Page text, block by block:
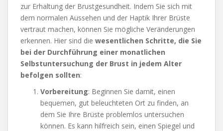
zur Erhaltung der Brustgesundheit. Indem Sie sich mit
dem normalen Aussehen und der Haptik Ihrer Brüste
vertraut machen, können Sie mögliche Veränderungen
erkennen. Hier sind die wesentlichen Schritte, die Sie
bei der Durchführung einer monatlichen
Selbstuntersuchung der Brust in jedem Alter
befolgen sollten:
Vorbereitung: Beginnen Sie damit, einen
bequemen, gut beleuchteten Ort zu finden, an
dem Sie Ihre Brüste problemlos untersuchen
können. Es kann hilfreich sein, einen Spiegel und